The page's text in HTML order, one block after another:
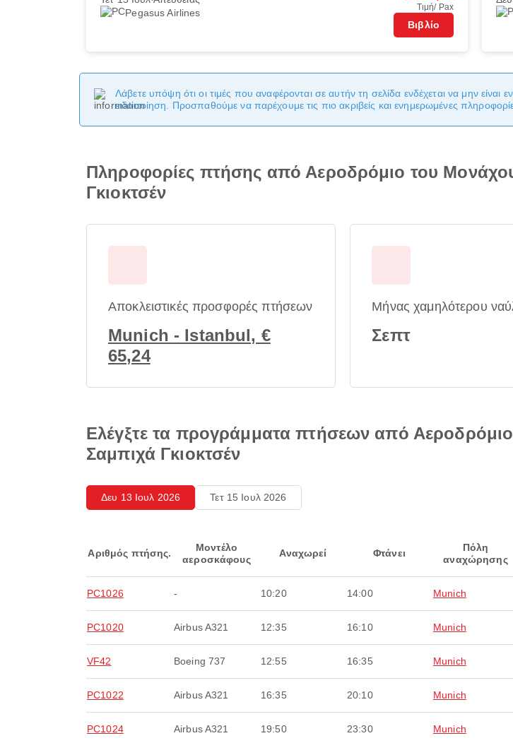
Pegasus Airlines
Τιμή/ Pax
Βιβλίο
Λάβετε υπόψη ότι οι τιμές που αναφέρονται σε αυτήν τη σελίδα ενδέχεται να μην είναι
ειδοποίηση. Προσπαθούμε να παρέχουμε τις πιο ακριβείς και ενημερωμένες
Πληροφορίες πτήσης από Αεροδρόμιο του
Γκιοκτσέν
Αποκλειστικές προσφορές πτήσεων
Munich - Istanbul, €
65,24
Μήνας χαμηλότερου
Σεπτ
Ελέγξτε τα προγράμματα πτήσεων από
Σαμπιχά Γκιοκτσέν
Δευ 13 Ιουλ 2026 Τετ 15 Ιουλ 2026
Αριθμός πτήσης.
Μοντέλο
αεροσκάφους
Αναχωρεί Φτάνει
Πόλη
αναχώρησης
PC1026 - 10:20 14:00 Munich
PC1020 Airbus A321 12:35 16:10 Munich
VF42 Boeing 737 12:55 16:35 Munich
PC1022 Airbus A321 16:35 20:10 Munich
PC1024 Airbus A321 19:50 23:30 Munich